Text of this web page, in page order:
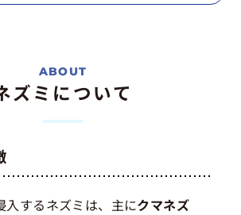
ズミについて
入するネズミは、主にクマネズ